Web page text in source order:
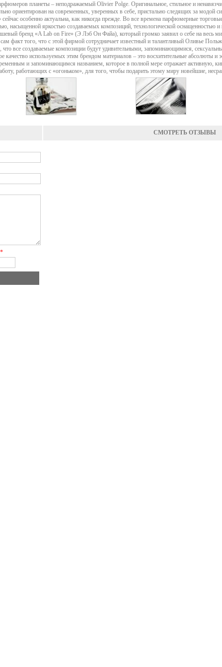
планеты – неподражаемый Olivier Polge. Оригинальное, стильное и
ориентирован на современных, уверенных в себе, пристально следящих за модой
особенно актуальна, как никогда прежде. Во все времена парфюмерные
насыщенной яркостью создаваемых композиций, технологической оснащенностью
бренд «A Lab on Fire» (Э Лэб Он Файа), который громко заявил о себе на весь
факт того, что с этой фирмой сотрудничает известный и талантливый Оливье
что все создаваемые композиции будут удивительными, запоминающимися,
качество используемых этим брендом материалов – это восхитительные абсолюты и
и запоминающимся названием, которое в полной мере отражает активную,
работающих с «огоньком», для того, чтобы подарить этому миру новейшие,
СМОТРЕТЬ ОТЗЫВЫ
*